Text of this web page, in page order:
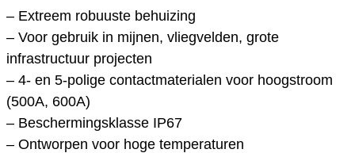
– Extreem robuuste behuizing
– Voor gebruik in mijnen, vliegvelden, grote
infrastructuur projecten
– 4- en 5-polige contactmaterialen voor hoogstroom
(500A, 600A)
– Beschermingsklasse IP67
– Ontworpen voor hoge temperaturen